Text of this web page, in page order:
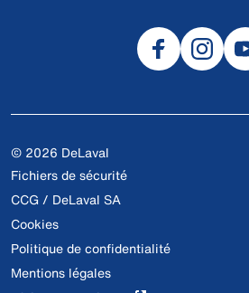
© 2026 DeLaval
Fichiers de sécurité
CCG / DeLaval SA
Cookies
Politique de confidentialité
Mentions légales